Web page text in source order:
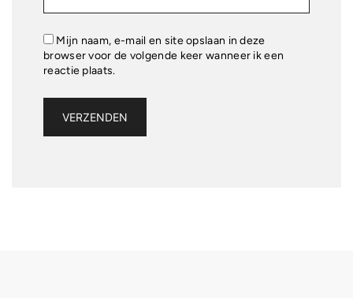
Mijn naam, e-mail en site opslaan in deze
browser voor de volgende keer wanneer ik een
reactie plaats.